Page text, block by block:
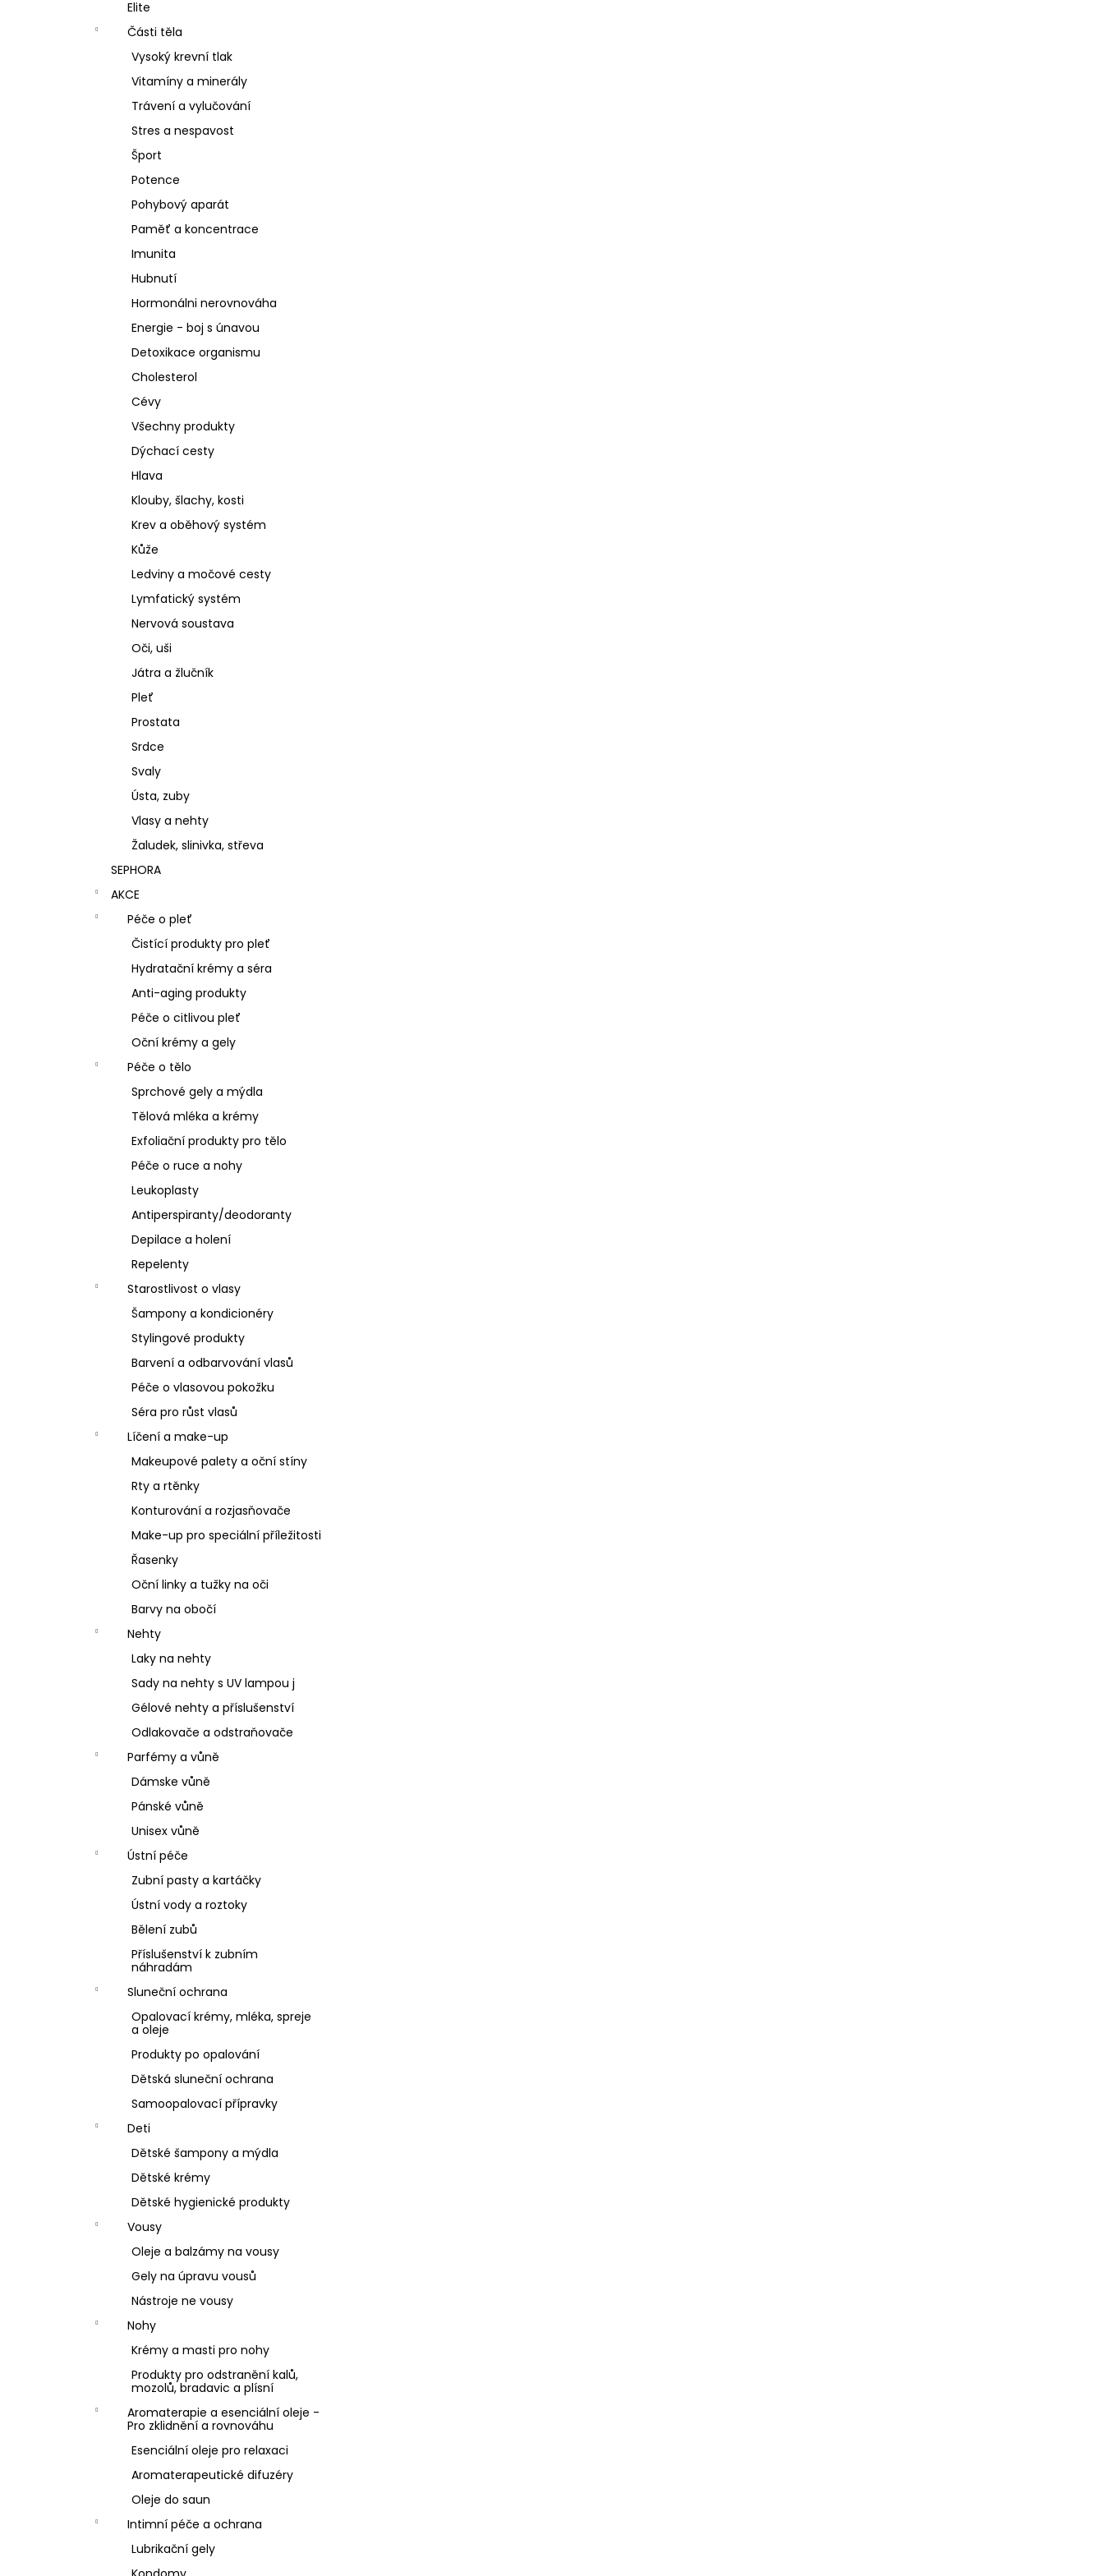
Elite
Části těla
Vysoký krevní tlak
Vitamíny a minerály
Trávení a vylučování
Stres a nespavost
Šport
Potence
Pohybový aparát
Paměť a koncentrace
Imunita
Hubnutí
Hormonálni nerovnováha
Energie - boj s únavou
Detoxikace organismu
Cholesterol
Cévy
Všechny produkty
Dýchací cesty
Hlava
Klouby, šlachy, kosti
Krev a oběhový systém
Kůže
Ledviny a močové cesty
Lymfatický systém
Nervová soustava
Oči, uši
Játra a žlučník
Pleť
Prostata
Srdce
Svaly
Ústa, zuby
Vlasy a nehty
Žaludek, slinivka, střeva
SEPHORA
AKCE
Péče o pleť
Čistící produkty pro pleť
Hydratační krémy a séra
Anti-aging produkty
Péče o citlivou pleť
Oční krémy a gely
Péče o tělo
Sprchové gely a mýdla
Tělová mléka a krémy
Exfoliační produkty pro tělo
Péče o ruce a nohy
Leukoplasty
Antiperspiranty/deodoranty
Depilace a holení
Repelenty
Starostlivost o vlasy
Šampony a kondicionéry
Stylingové produkty
Barvení a odbarvování vlasů
Péče o vlasovou pokožku
Séra pro růst vlasů
Líčení a make-up
Makeupové palety a oční stíny
Rty a rtěnky
Konturování a rozjasňovače
Make-up pro speciální příležitosti
Řasenky
Oční linky a tužky na oči
Barvy na obočí
Nehty
Laky na nehty
Sady na nehty s UV lampou j
Gélové nehty a příslušenství
Odlakovače a odstraňovače
Parfémy a vůně
Dámske vůně
Pánské vůně
Unisex vůně
Ústní péče
Zubní pasty a kartáčky
Ústní vody a roztoky
Bělení zubů
Příslušenství k zubním
náhradám
Sluneční ochrana
Opalovací krémy, mléka, spreje
a oleje
Produkty po opalování
Dětská sluneční ochrana
Samoopalovací přípravky
Deti
Dětské šampony a mýdla
Dětské krémy
Dětské hygienické produkty
Vousy
Oleje a balzámy na vousy
Gely na úpravu vousů
Nástroje ne vousy
Nohy
Krémy a masti pro nohy
Produkty pro odstranění kalů,
mozolů, bradavic a plísní
Aromaterapie a esenciální oleje -
Pro zklidnění a rovnováhu
Esenciální oleje pro relaxaci
Aromaterapeutické difuzéry
Oleje do saun
Intimní péče a ochrana
Lubrikační gely
SCHIZANDRA
329 Kč